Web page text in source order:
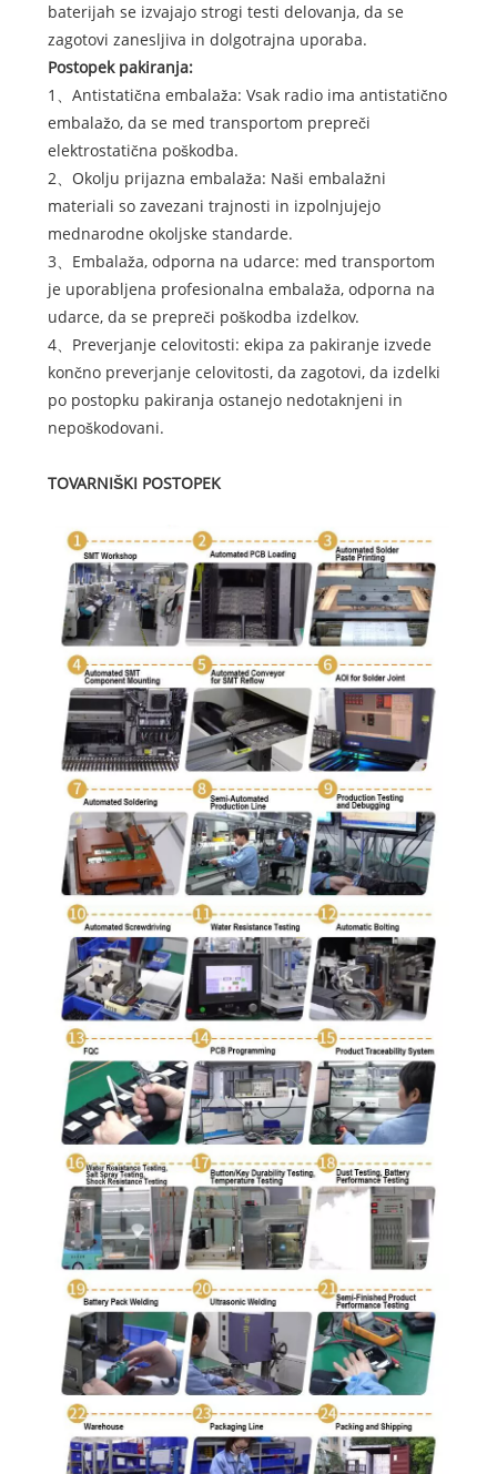
baterijah se izvajajo strogi testi delovanja, da se
zagotovi zanesljiva in dolgotrajna uporaba.
Postopek pakiranja:
1、Antistatična embalaža: Vsak radio ima antistatično
embalažo, da se med transportom prepreči
elektrostatična poškodba.
2、Okolju prijazna embalaža: Naši embalažni
materiali so zavezani trajnosti in izpolnjujejo
mednarodne okoljske standarde.
3、Embalaža, odporna na udarce: med transportom
je uporabljena profesionalna embalaža, odporna na
udarce, da se prepreči poškodba izdelkov.
4、Preverjanje celovitosti: ekipa za pakiranje izvede
končno preverjanje celovitosti, da zagotovi, da izdelki
po postopku pakiranja ostanejo nedotaknjeni in
nepoškodovani.
TOVARNIŠKI POSTOPEK